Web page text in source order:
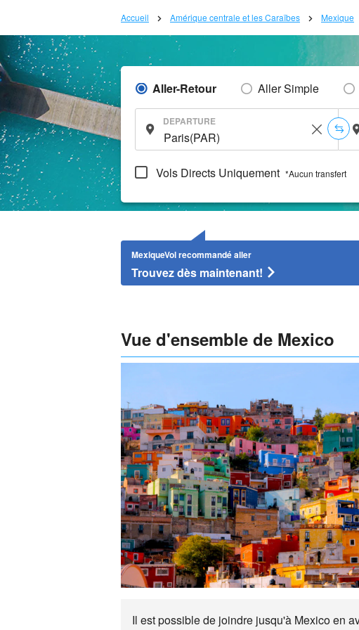
Accueil Amérique centrale et les Caraïbes Mexique
Aller-Retour Aller Simple
DEPARTURE
Vols Directs Uniquement *Aucun transfert
MexiqueVol recommandé aller
Trouvez dès maintenant!
Vue d'ensemble de Mexico
Il est possible de joindre jusqu'à Mexico en